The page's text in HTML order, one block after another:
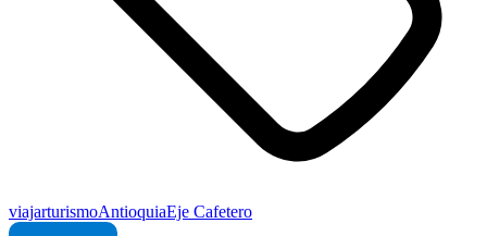
viajarturismoAntioquiaEje Cafetero